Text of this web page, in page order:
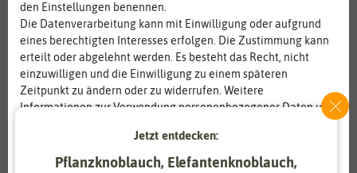
den Einstellungen benennen.
Die Datenverarbeitung kann mit Einwilligung oder aufgrund
eines berechtigten Interesses erfolgen. Die Zustimmung kann
erteilt oder abgelehnt werden. Es besteht das Recht, nicht
einzuwilligen und die Einwilligung zu einem späteren
Zeitpunkt zu ändern oder zu widerrufen. Weitere
Informationen zur Verwendung personenbezogener Daten und
Essenziell Statistik
Jetzt entdecken:
Pflanzknoblauch, Elefantenknoblauch,